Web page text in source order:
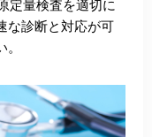
定量検査を適切に
な診断と対応が可